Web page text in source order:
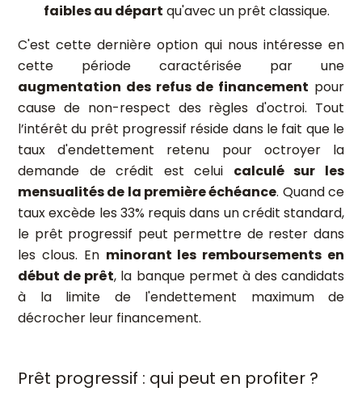
faibles au départ qu'avec un prêt classique.
C'est cette dernière option qui nous intéresse en
cette période caractérisée par une
augmentation des refus de financement pour
cause de non-respect des règles d'octroi. Tout
l’intérêt du prêt progressif réside dans le fait que le
taux d'endettement retenu pour octroyer la
demande de crédit est celui calculé sur les
mensualités de la première échéance. Quand ce
taux excède les 33% requis dans un crédit standard,
le prêt progressif peut permettre de rester dans
les clous. En minorant les remboursements en
début de prêt, la banque permet à des candidats
à la limite de l'endettement maximum de
décrocher leur financement.
Prêt progressif : qui peut en profiter ?